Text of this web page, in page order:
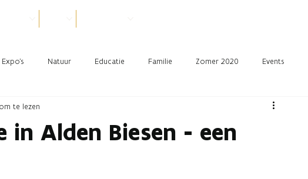
Expo's Natuur Educatie Familie Zomer 2020 Events
in Alden Biesen - een
te lezen